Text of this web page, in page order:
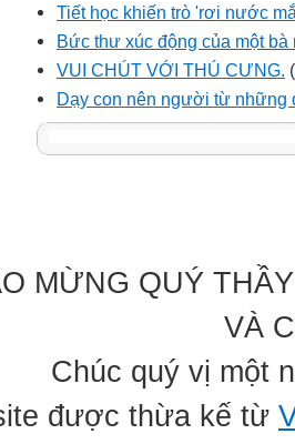
Tiết học khiến trò 'rơi nước
Bức thư xúc động của một
VUI CHÚT VỚI THÚ CƯNG.
Dạy con nên người từ những
MỪNG QUÝ
VÀ
Chúc quý vị một
được thừa kế từ